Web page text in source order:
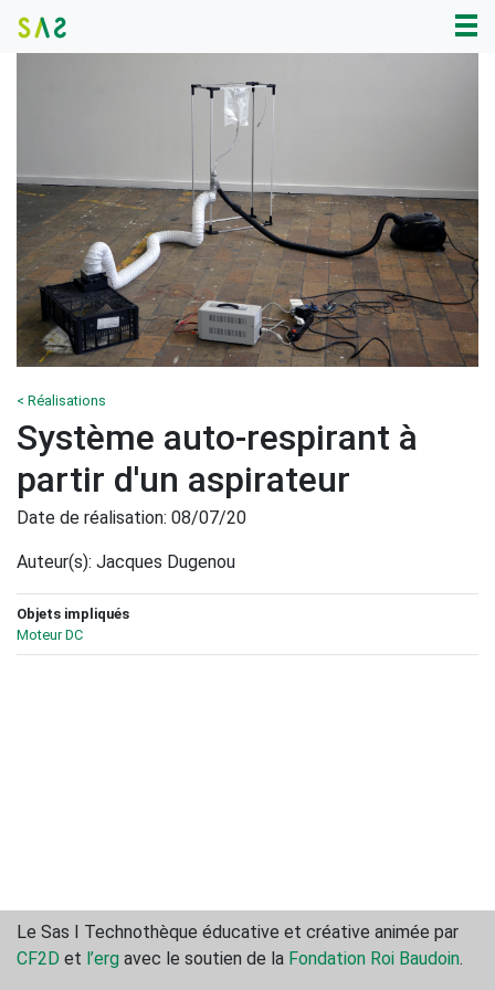
< Réalisations
Système auto-respirant à
partir d'un aspirateur
Date de réalisation: 08/07/20
Auteur(s): Jacques Dugenou
Objets impliqués
Moteur DC
Le Sas ǀ Technothèque éducative et créative animée par
CF2D et l’erg avec le soutien de la Fondation Roi Baudoin.